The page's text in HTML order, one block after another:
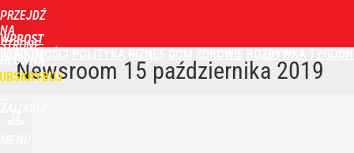
PRZEJDŹ
NA
STRONĘ
GŁÓWNĄ
WPROST
Newsroom 15 października 2019